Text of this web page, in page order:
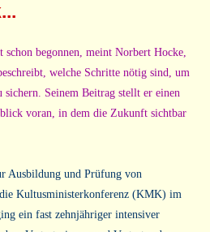
schon begonnen, meint Norbert Hocke,
welche Schritte nötig sind, um
sichern. Seinem Beitrag stellt er einen
voran, in dem die Zukunft sichtbar
Ausbildung und Prüfung von
Kultusministerkonferenz (KMK) im
ein fast zehnjähriger intensiver